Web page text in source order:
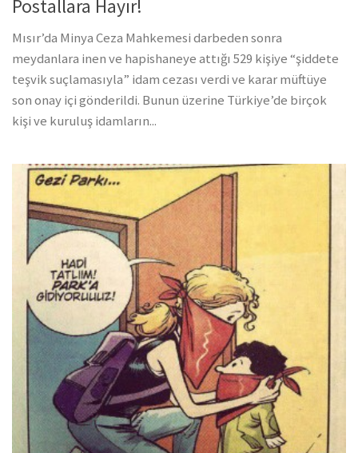
Postallara Hayır!
Mısır’da Minya Ceza Mahkemesi darbeden sonra
meydanlara inen ve hapishaneye attığı 529 kişiye “şiddete
teşvik suçlamasıyla” idam cezası verdi ve karar müftüye
son onay içi gönderildi. Bunun üzerine Türkiye’de birçok
kişi ve kuruluş idamların...